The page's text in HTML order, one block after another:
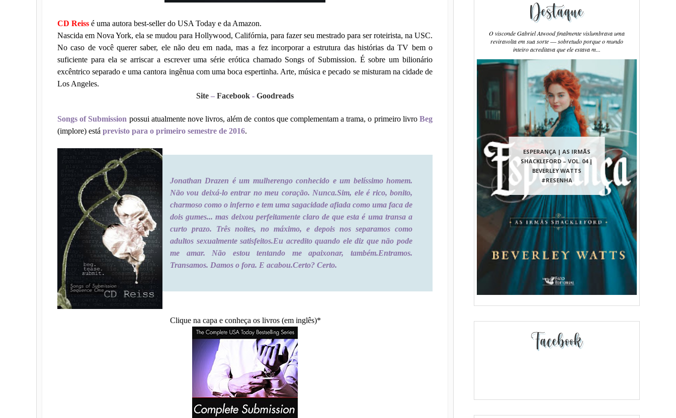
CD Reiss é uma autora best-seller do USA Today e da Amazon.
Nascida em Nova York, ela se mudou para Hollywood, Califórnia, para fazer seu mestrado para ser roteirista, na USC.
No caso de você querer saber, ele não deu em nada, mas a fez incorporar a estrutura das histórias da TV bem o
suficiente para ela se arriscar a escrever uma série erótica chamado Songs of Submission. É sobre um bilionário
excêntrico separado e uma cantora ingênua com uma boca espertinha. Arte, música e pecado se misturam na cidade de
Los Angeles.
Site – Facebook - Goodreads
Songs of Submission possui atualmente nove livros, além de contos que complementam a trama, o primeiro livroBeg
(implore) está previsto para o primeiro semestre de 2016.
Jonathan Drazen é um mulherengo conhecido e um belíssimo homem.
Não vou deixá-lo entrar no meu coração. Nunca.Sim, ele é rico, bonito,
charmoso como o inferno e tem uma sagacidade afiada como uma faca de
dois gumes... mas deixou perfeitamente claro de que esta é uma transa a
curto prazo. Três noites, no máximo, e depois nos separamos como
adultos sexualmente satisfeitos.Eu acredito quando ele diz que não pode
me amar. Não estou tentando me apaixonar, também.Entramos.
Transamos. Damos o fora. E acabou.Certo? Certo.
Clique na capa e conheça os livros (em inglês)*
Destaque
ESPERANÇA | AS IRMÃS
SHACKLEFORD – VOL. 04 |
BEVERLEY WATTS
#RESENHA
O visconde Gabriel Atwood finalmente vislumbrava uma
reviravolta em sua sorte ― sobretudo porque o mundo
inteiro acreditava que ele estava m...
Facebook